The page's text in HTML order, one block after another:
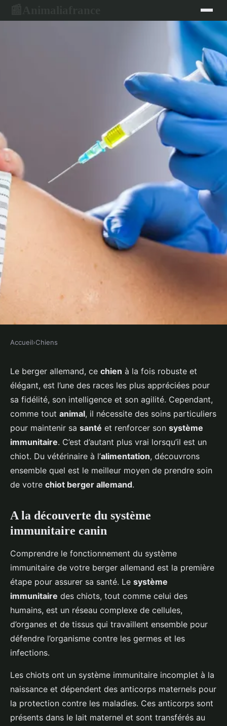
Quel est le meilleur moyen de
renforcer le système
immunitaire d'un chiot de race
berger allemand?
Tiago•28 avril 2024• 6 min de lecture
Accueil›Chiens
Le berger allemand, ce chien à la fois robuste et
élégant, est l’une des races les plus appréciées pour
sa fidélité, son intelligence et son agilité. Cependant,
comme tout animal, il nécessite des soins particuliers
pour maintenir sa santé et renforcer son système
immunitaire. C’est d’autant plus vrai lorsqu’il est un
chiot. Du vétérinaire à l’alimentation, découvrons
ensemble quel est le meilleur moyen de prendre soin
de votre chiot berger allemand.
A la découverte du système
immunitaire canin
Comprendre le fonctionnement du système
immunitaire de votre berger allemand est la première
étape pour assurer sa santé. Le système
immunitaire des chiots, tout comme celui des
humains, est un réseau complexe de cellules,
d’organes et de tissus qui travaillent ensemble pour
défendre l’organisme contre les germes et les
infections.
Les chiots ont un système immunitaire incomplet à la
naissance et dépendent des anticorps maternels pour
la protection contre les maladies. Ces anticorps sont
présents dans le lait maternel et sont transférés au